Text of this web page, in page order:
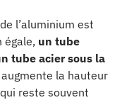
l’aluminium est
égale, un tube
tube acier sous la
la hauteur
reste souvent